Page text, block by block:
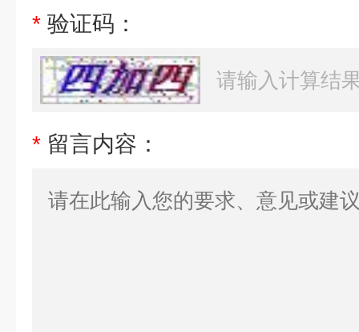
* 验证码：
* 留言内容：